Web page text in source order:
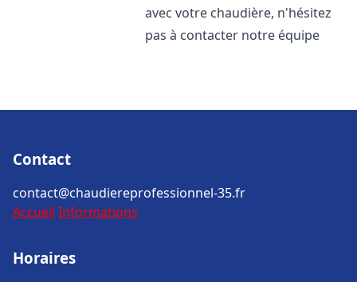
avec votre chaudière, n'hésitez
pas à contacter notre équipe
Contact
contact@chaudiereprofessionnel-35.fr
Accueil Informations
Horaires